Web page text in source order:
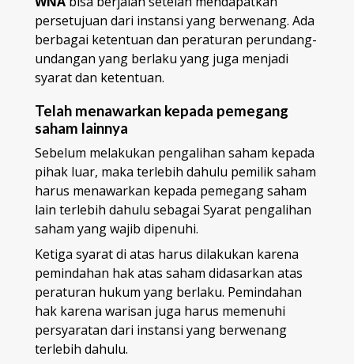
persetujuan dari instansi yang berwenang. Ada
berbagai ketentuan dan peraturan perundang-
undangan yang berlaku yang juga menjadi
syarat dan ketentuan.
Telah menawarkan kepada pemegang
saham lainnya
Sebelum melakukan pengalihan saham kepada
pihak luar, maka terlebih dahulu pemilik saham
harus menawarkan kepada pemegang saham
lain terlebih dahulu sebagai Syarat pengalihan
saham yang wajib dipenuhi.
Ketiga syarat di atas harus dilakukan karena
pemindahan hak atas saham didasarkan atas
peraturan hukum yang berlaku. Pemindahan
hak karena warisan juga harus memenuhi
persyaratan dari instansi yang berwenang
terlebih dahulu.